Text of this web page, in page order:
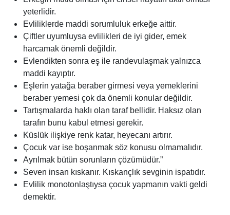
yeterlidir.
Evliliklerde maddi sorumluluk erkeğe aittir.
Çiftler uyumluysa evlilikleri de iyi gider, emek
harcamak önemli değildir.
Evlendikten sonra eş ile randevulaşmak yalnızca
maddi kayıptır.
Eşlerin yatağa beraber girmesi veya yemeklerini
beraber yemesi çok da önemli konular değildir.
Tartışmalarda haklı olan taraf bellidir. Haksız olan
tarafın bunu kabul etmesi gerekir.
Küslük ilişkiye renk katar, heyecanı artırır.
Çocuk var ise boşanmak söz konusu olmamalıdır.
Ayrılmak bütün sorunların çözümüdür.”
Seven insan kıskanır. Kıskançlık sevginin ispatıdır.
Evlilik monotonlaştıysa çocuk yapmanın vakti geldi
demektir.